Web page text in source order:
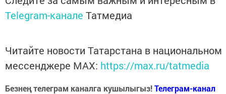
Telegram-канале Татмедиа
Читайте новости Татарстана в национальном
мессенджере MАХ: https://max.ru/tatmedia
Безнең телеграм каналга кушылыгыз!Телеграм-канал